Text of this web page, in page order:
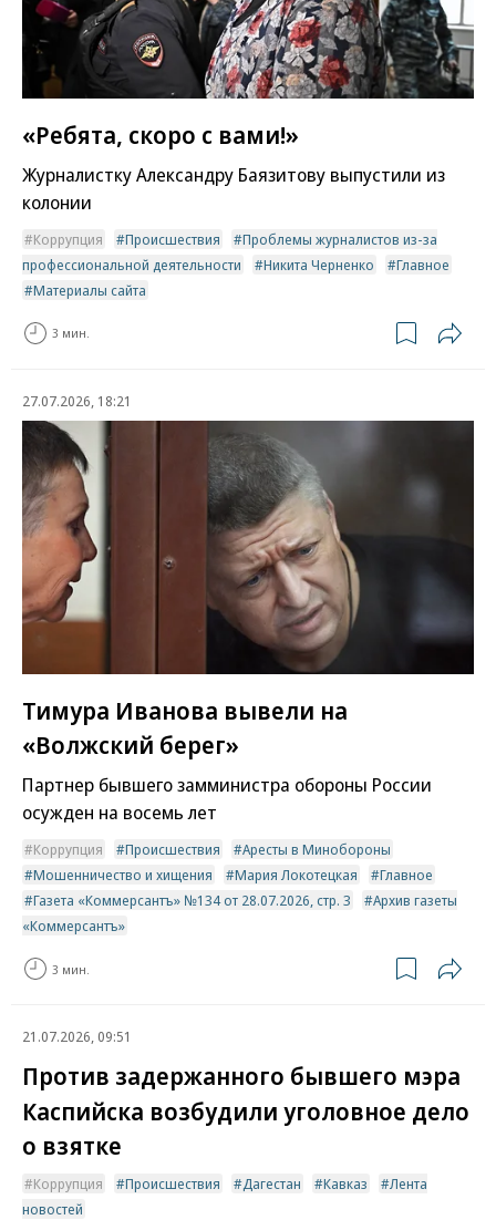
«Ребята, скоро с вами!»
Журналистку Александру Баязитову выпустили из
колонии
Коррупция Происшествия
Проблемы журналистов из-за
профессиональной деятельности
Никита Черненко
Главное
Материалы сайта
3 мин.
27.07.2026, 18:21
Тимура Иванова вывели на
«Волжский берег»
Партнер бывшего замминистра обороны России
осужден на восемь лет
Коррупция Происшествия
Аресты в Минобороны
Мошенничество и хищения
Мария Локотецкая
Главное
Газета «Коммерсантъ» №134 от 28.07.2026, стр. 3
Архив газеты
«Коммерсантъ»
3 мин.
21.07.2026, 09:51
Против задержанного бывшего мэра
Каспийска возбудили уголовное дело
о взятке
Коррупция Происшествия Дагестан Кавказ
Лента
новостей